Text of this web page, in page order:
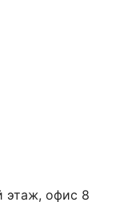
этаж, офис 8